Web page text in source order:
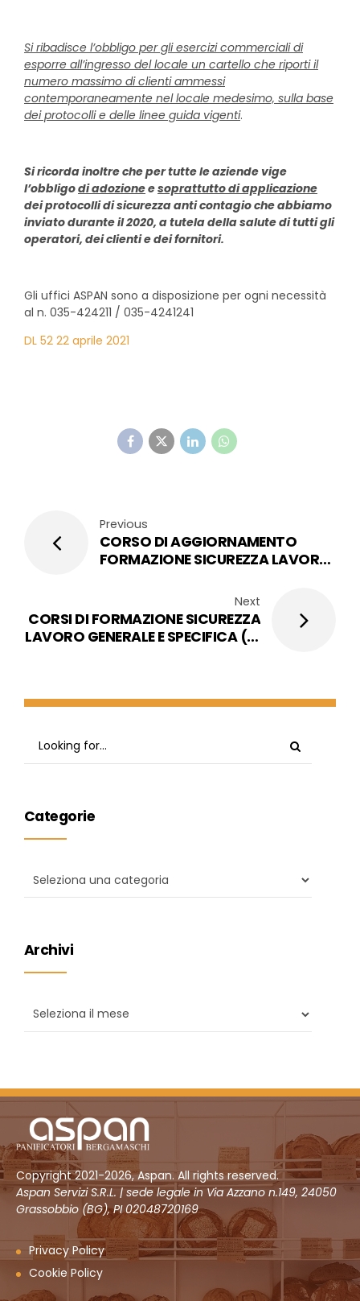
Si ribadisce l’obbligo per gli esercizi commerciali di
esporre all’ingresso del locale un cartello che riporti il
numero massimo di clienti ammessi
contemporaneamente nel locale medesimo, sulla base
dei protocolli e delle linee guida vigenti.
Si ricorda inoltre che per tutte le aziende vige
l’obbligodi adozioneesoprattutto di applicazione
dei protocolli di sicurezza anti contagio che abbiamo
inviato durante il 2020, a tutela della salute di tutti gli
operatori, dei clienti e dei fornitori.
Gli uffici ASPAN sono a disposizione per ogni necessità
al n. 035-424211 / 035-4241241
DL 52 22 aprile 2021
Previous
CORSO DI AGGIORNAMENTO
FORMAZIONE SICUREZZA LAVORO
Next
CORSI DI FORMAZIONE SICUREZZA
LAVORO GENERALE E SPECIFICA (10
Categorie
Archivi
Copyright 2021-2026, Aspan. All rights reserved.
Aspan Servizi S.R.L. | sede legale in Via Azzano n.149, 24050
Grassobbio (BG), PI 02048720169
Privacy Policy
Cookie Policy